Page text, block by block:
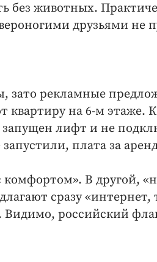
без животных.
друзьями не
зато рекламные
на 6‑м этаже.
лифт и не
плата за
В другой,
сразу
Видимо, российский